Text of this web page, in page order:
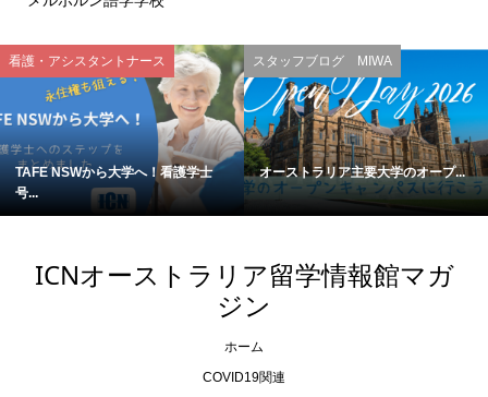
看護・アシスタントナース
TAFE NSWから大学へ！看護学士
号...
スタッフブログ MIWA
オーストラリア主要大学のオープ...
ICNオーストラリア留学情報館マガ
ジン
ホーム
COVID19関連